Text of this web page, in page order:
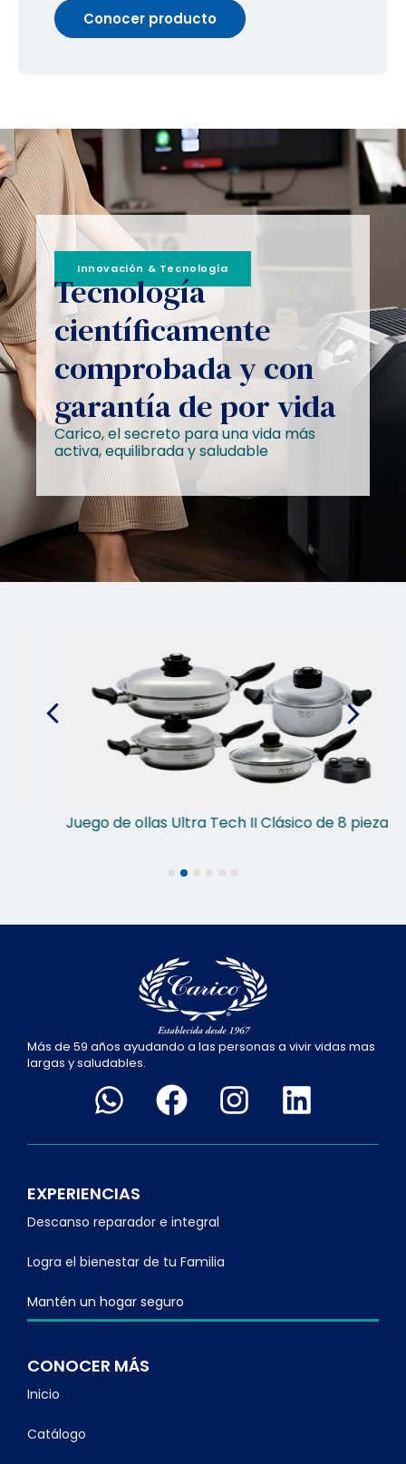
Conocer producto
Innovación & Tecnología
Tecnología
científicamente
comprobada y con
garantía de por vida
Carico, el secreto para una vida más
activa, equilibrada y saludable
Juego de ollas Ultra Tech II Clásico de 8 piezas
56
Más de 59 años ayudando a las personas a vivir vidas mas
largas y saludables.
EXPERIENCIAS
Descanso reparador e integral
Logra el bienestar de tu Familia
Mantén un hogar seguro
CONOCER MÁS
Inicio
Catálogo